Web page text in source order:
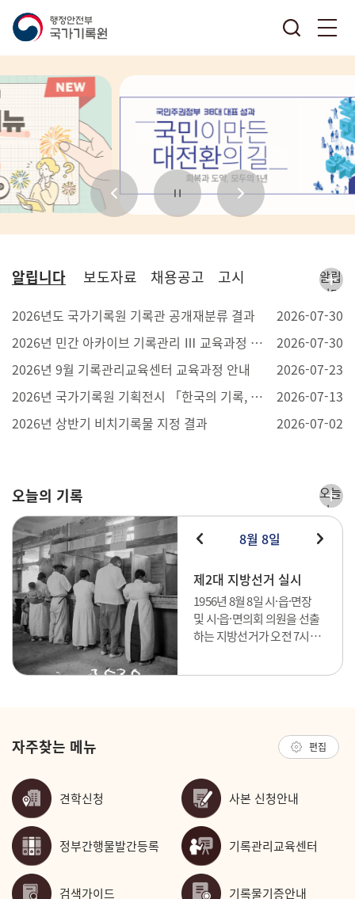
알립니다
2026년도 국가기록원 기록관 공개재분류 결과
2026-07-30
2026년 민간 아카이브 기록관리 Ⅲ 교육과정 안내
2026-07-30
2026년 9월 기록관리교육센터 교육과정 안내
2026-07-23
2026년 국가기록원 기획전시 「한국의 기록, 세계의 기억」개최 (7.20.~7.29., 부산 BEXCO 제1전시장)
2026-07-13
2026년 상반기 비치기록물 지정 결과
2026-07-02
알립
니다
더보
보도자료 채용공고 고시
오늘의 기록
제2대 지방선거 실시
1956년 8월 8일 시·읍·면장
및 시·읍·면의회 의원을 선출
하는 지방선거가 오전 7시부
8월 8일
오늘
의
기록
더보
자주찾는 메뉴
견학신청 사본 신청안내
정부간행물발간등록 기록관리교육센터
검색가이드 기록물기증안내
편집